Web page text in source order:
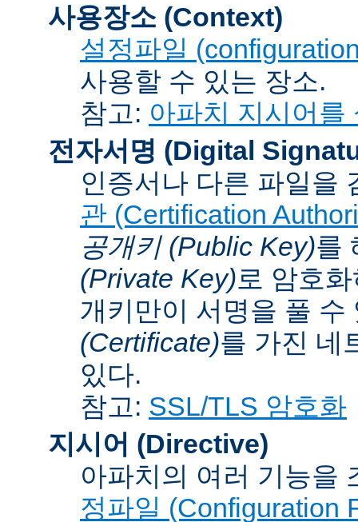
사용장소 (Context)
설정파일
사용할 수 있는 장소.
참고: 아파치 지시어를
전자서명 (Digital
인증서나 다른 파일을
관 (Certification
공개키 (Public Key)를
(Private Key)로 암호
개키만이 서명을 풀
(Certificate)를 가진 네
있다.
참고: SSL/TLS 암호화
지시어 (Directive)
아파치의 여러 기능을
정파일 (Configuration